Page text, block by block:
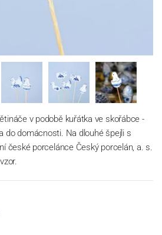
v podobě kuřátka ve skořábce -
do domácnosti. Na dlouhé špejli s
české porcelánce Český porcelán, a. s.